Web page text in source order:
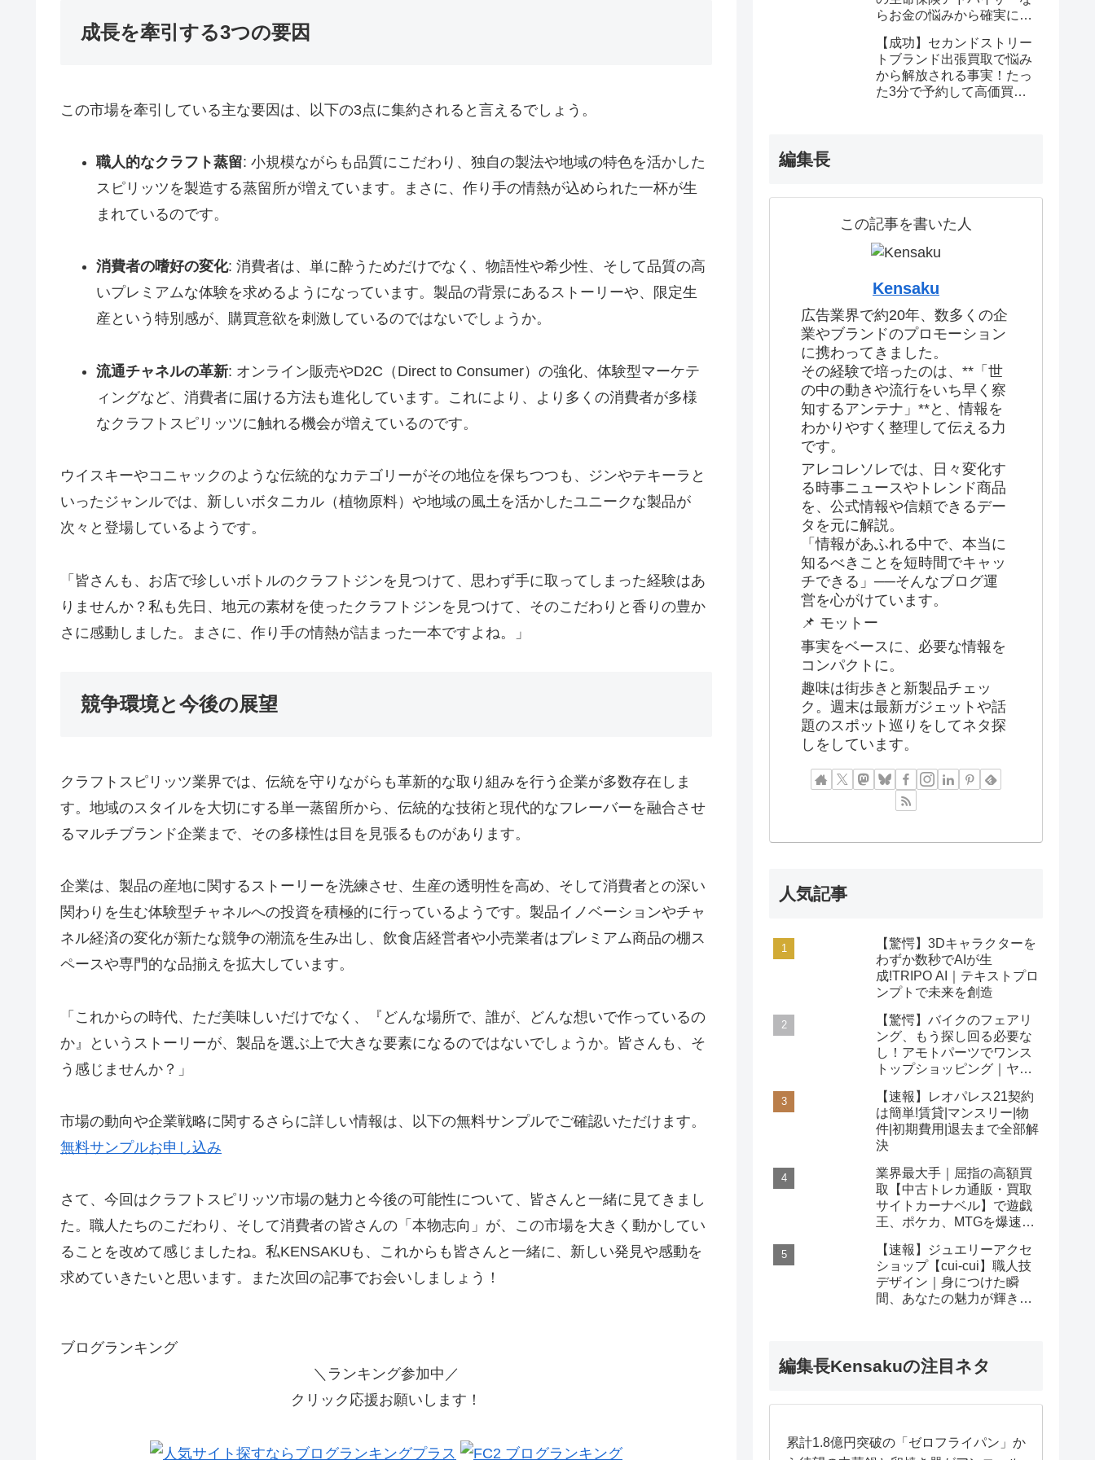
成長を牽引する3つの要因
この市場を牽引している主な要因は、以下の3点に集約されると言えるでしょう。
職人的なクラフト蒸留: 小規模ながらも品質にこだわり、独自の製法や地域の特色を活かした
スピリッツを製造する蒸留所が増えています。まさに、作り手の情熱が込められた一杯が生
まれているのです。
消費者の嗜好の変化: 消費者は、単に酔うためだけでなく、物語性や希少性、そして品質の高
いプレミアムな体験を求めるようになっています。製品の背景にあるストーリーや、限定生
産という特別感が、購買意欲を刺激しているのではないでしょうか。
流通チャネルの革新: オンライン販売やD2C（Direct to Consumer）の強化、体験型マーケテ
ィングなど、消費者に届ける方法も進化しています。これにより、より多くの消費者が多様
なクラフトスピリッツに触れる機会が増えているのです。
ウイスキーやコニャックのような伝統的なカテゴリーがその地位を保ちつつも、ジンやテキーラと
いったジャンルでは、新しいボタニカル（植物原料）や地域の風土を活かしたユニークな製品が
次々と登場しているようです。
「皆さんも、お店で珍しいボトルのクラフトジンを見つけて、思わず手に取ってしまった経験はあ
りませんか？私も先日、地元の素材を使ったクラフトジンを見つけて、そのこだわりと香りの豊か
さに感動しました。まさに、作り手の情熱が詰まった一本ですよね。」
競争環境と今後の展望
クラフトスピリッツ業界では、伝統を守りながらも革新的な取り組みを行う企業が多数存在しま
す。地域のスタイルを大切にする単一蒸留所から、伝統的な技術と現代的なフレーバーを融合させ
るマルチブランド企業まで、その多様性は目を見張るものがあります。
企業は、製品の産地に関するストーリーを洗練させ、生産の透明性を高め、そして消費者との深い
関わりを生む体験型チャネルへの投資を積極的に行っているようです。製品イノベーションやチャ
ネル経済の変化が新たな競争の潮流を生み出し、飲食店経営者や小売業者はプレミアム商品の棚ス
ペースや専門的な品揃えを拡大しています。
「これからの時代、ただ美味しいだけでなく、『どんな場所で、誰が、どんな想いで作っているの
か』というストーリーが、製品を選ぶ上で大きな要素になるのではないでしょうか。皆さんも、そ
う感じませんか？」
市場の動向や企業戦略に関するさらに詳しい情報は、以下の無料サンプルでご確認いただけます。
無料サンプルお申し込み
さて、今回はクラフトスピリッツ市場の魅力と今後の可能性について、皆さんと一緒に見てきまし
た。職人たちのこだわり、そして消費者の皆さんの「本物志向」が、この市場を大きく動かしてい
ることを改めて感じましたね。私KENSAKUも、これからも皆さんと一緒に、新しい発見や感動を
求めていきたいと思います。また次回の記事でお会いしましょう！
ブログランキング
＼ランキング参加中／
クリック応援お願いします！
らお金の悩みから確実に解
【成功】セカンドストリー
トブランド出張買取で悩み
から解放される事実！たっ
た3分で予約して高価買取
編集長
この記事を書いた人
Kensaku
広告業界で約20年、数多くの企
業やブランドのプロモーション
に携わってきました。
その経験で培ったのは、**「世
の中の動きや流行をいち早く察
知するアンテナ」**と、情報を
わかりやすく整理して伝える力
です。
アレコレソレでは、日々変化す
る時事ニュースやトレンド商品
を、公式情報や信頼できるデー
タを元に解説。
「情報があふれる中で、本当に
知るべきことを短時間でキャッ
チできる」──そんなブログ運
営を心がけています。
📌 モットー
事実をベースに、必要な情報を
コンパクトに。
趣味は街歩きと新製品チェッ
ク。週末は最新ガジェットや話
題のスポット巡りをしてネタ探
しをしています。
人気記事
【驚愕】3Dキャラクターを
わずか数秒でAIが生
成!TRIPO AI｜テキストプロ
ンプトで未来を創造
【驚愕】バイクのフェアリ
ング、もう探し回る必要な
し！アモトパーツでワンス
トップショッピング｜ヤマ
【速報】レオパレス21契約
は簡単!賃貸|マンスリー|物
件|初期費用|退去まで全部解
決
業界最大手｜屈指の高額買
取【中古トレカ通販・買取
サイトカーナベル】で遊戯
王、ポケカ、MTGを爆速査
【速報】ジュエリーアクセ
ショップ【cui-cui】職人技
デザイン｜身につけた瞬
間、あなたの魅力が輝き出
編集長Kensakuの注目ネタ
累計1.8億円突破の「ゼロフライパン」か